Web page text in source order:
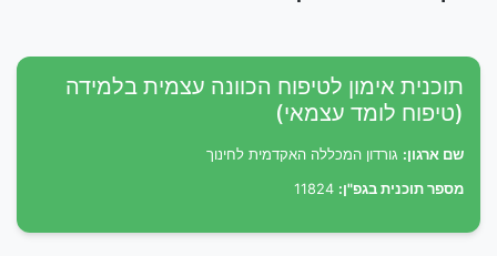
תוכנית אימון לטיפוח הכוונה עצמית בלמידה
(טיפוח לומד עצמאי)
שם ארגון: גורדון המכללה האקדמית לחינוך
מספר תוכנית בגפ"ן: